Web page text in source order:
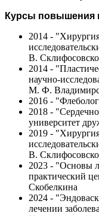
Курсы повышения
2014 -
В.
2014 -
научно-
М. Ф.
2016 -
2018 -
университет
2019 -
В.
2023 - "Основы
практический
Скобелкина
2024 -
лечении